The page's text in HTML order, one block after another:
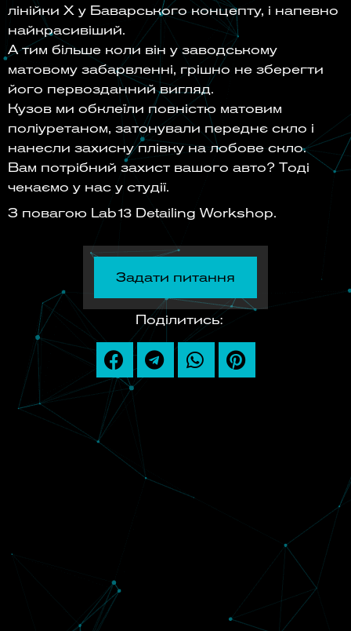
лінійки Х у Баварського концепту, і напевно
найкрасивіший.
А тим більше коли він у заводському
матовому забарвленні, грішно не зберегти
його первозданний вигляд.
Кузов ми обклеїли повністю матовим
поліуретаном, затонували переднє скло і
нанесли захисну плівку на лобове скло.
Вам потрібний захист вашого авто? Тоді
чекаємо у нас у студії.
З повагою Lab13 Detailing Workshop.
Задати питання
Поділитись: